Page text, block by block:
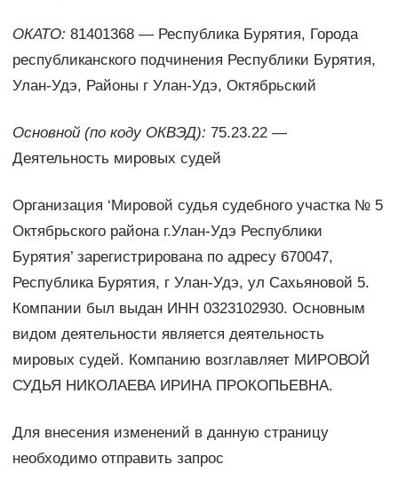
ОКАТО: 81401368 — Республика Бурятия, Города
республиканского подчинения Республики Бурятия,
Улан-Удэ, Районы г Улан-Удэ, Октябрьский
Основной (по коду ОКВЭД): 75.23.22 —
Деятельность мировых судей
Организация ‘Мировой судья судебного участка № 5
Октябрьского района г.Улан-Удэ Республики
Бурятия’ зарегистрирована по адресу 670047,
Республика Бурятия, г Улан-Удэ, ул Сахьяновой 5.
Компании был выдан ИНН 0323102930. Основным
видом деятельности является деятельность
мировых судей. Компанию возглавляет МИРОВОЙ
СУДЬЯ НИКОЛАЕВА ИРИНА ПРОКОПЬЕВНА.
Для внесения изменений в данную страницу
необходимо отправить запрос